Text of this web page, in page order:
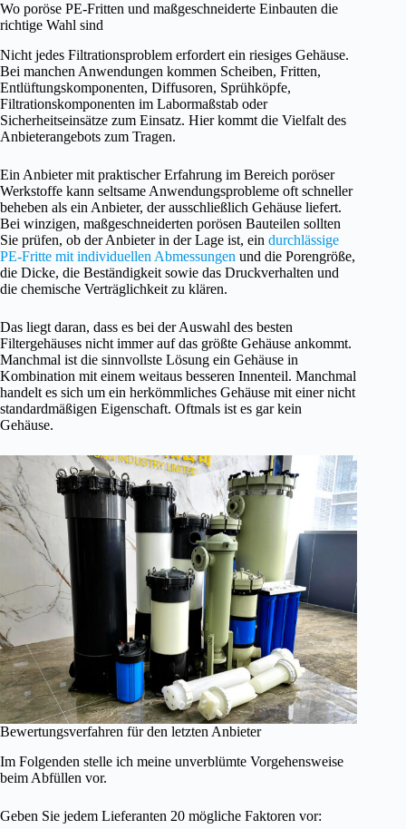
Wo poröse PE-Fritten und maßgeschneiderte Einbauten die
richtige Wahl sind
Nicht jedes Filtrationsproblem erfordert ein riesiges Gehäuse.
Bei manchen Anwendungen kommen Scheiben, Fritten,
Entlüftungskomponenten, Diffusoren, Sprühköpfe,
Filtrationskomponenten im Labormaßstab oder
Sicherheitseinsätze zum Einsatz. Hier kommt die Vielfalt des
Anbieterangebots zum Tragen.
Ein Anbieter mit praktischer Erfahrung im Bereich poröser
Werkstoffe kann seltsame Anwendungsprobleme oft schneller
beheben als ein Anbieter, der ausschließlich Gehäuse liefert.
Bei winzigen, maßgeschneiderten porösen Bauteilen sollten
Sie prüfen, ob der Anbieter in der Lage ist, ein durchlässige
PE-Fritte mit individuellen Abmessungen und die Porengröße,
die Dicke, die Beständigkeit sowie das Druckverhalten und
die chemische Verträglichkeit zu klären.
Das liegt daran, dass es bei der Auswahl des besten
Filtergehäuses nicht immer auf das größte Gehäuse ankommt.
Manchmal ist die sinnvollste Lösung ein Gehäuse in
Kombination mit einem weitaus besseren Innenteil. Manchmal
handelt es sich um ein herkömmliches Gehäuse mit einer nicht
standardmäßigen Eigenschaft. Oftmals ist es gar kein
Gehäuse.
Bewertungsverfahren für den letzten Anbieter
Im Folgenden stelle ich meine unverblümte Vorgehensweise
beim Abfüllen vor.
Geben Sie jedem Lieferanten 20 mögliche Faktoren vor: